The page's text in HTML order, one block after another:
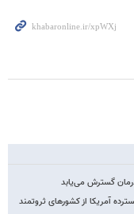
گسترش می‌یابد
آمریکا از کشورهای ثروتمند